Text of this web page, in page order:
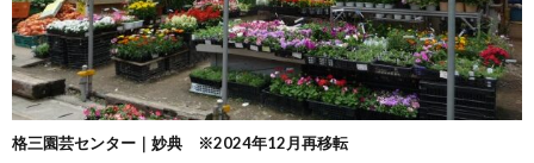
格三園芸センター｜妙典 ※2024年12月再移転